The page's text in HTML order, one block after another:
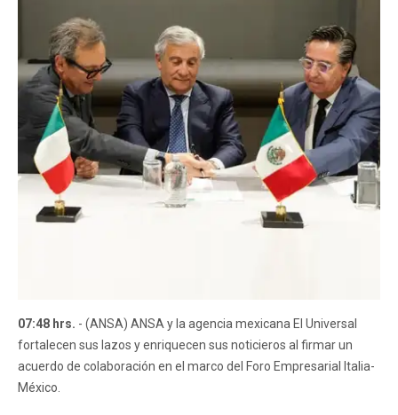
07:48 hrs. - (ANSA) ANSA y la agencia mexicana El Universal
fortalecen sus lazos y enriquecen sus noticieros al firmar un
acuerdo de colaboración en el marco del Foro Empresarial Italia-
México.